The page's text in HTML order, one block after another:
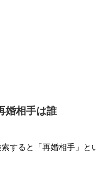
婚相手は誰
すると「再婚相手」と